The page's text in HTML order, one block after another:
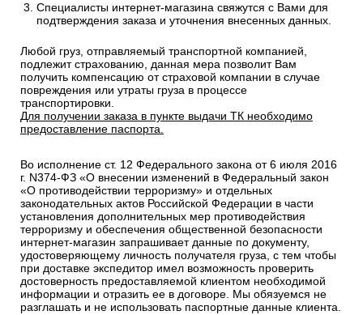
Специалисты интернет-магазина свяжутся с Вами для
подтверждения заказа и уточнения внесенных данных.
Любой груз, отправляемый транспортной компанией,
подлежит страхованию, данная мера позволит Вам
получить компенсацию от страховой компании в случае
повреждения или утраты груза в процессе
транспортировки.
Для получении заказа в пункте выдачи ТК необходимо
предоставление паспорта.
Во исполнение ст. 12 Федерального закона от 6 июля 2016
г. N374-ФЗ «О внесении изменений в Федеральный закон
«О противодействии терроризму» и отдельных
законодательных актов Российской Федерации в части
установления дополнительных мер противодействия
терроризму и обеспечения общественной безопасности
интернет-магазин запрашивает данные по документу,
удостоверяющему личность получателя груза, с тем чтобы
при доставке экспедитор имел возможность проверить
достоверность предоставляемой клиентом необходимой
информации и отразить ее в договоре. Мы обязуемся не
разглашать и не использовать паспортные данные клиента.